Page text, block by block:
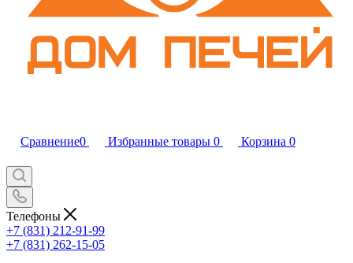
Сравнение0 Избранные товары 0 Корзина 0
Телефоны
+7 (831) 212-91-99
+7 (831) 262-15-05